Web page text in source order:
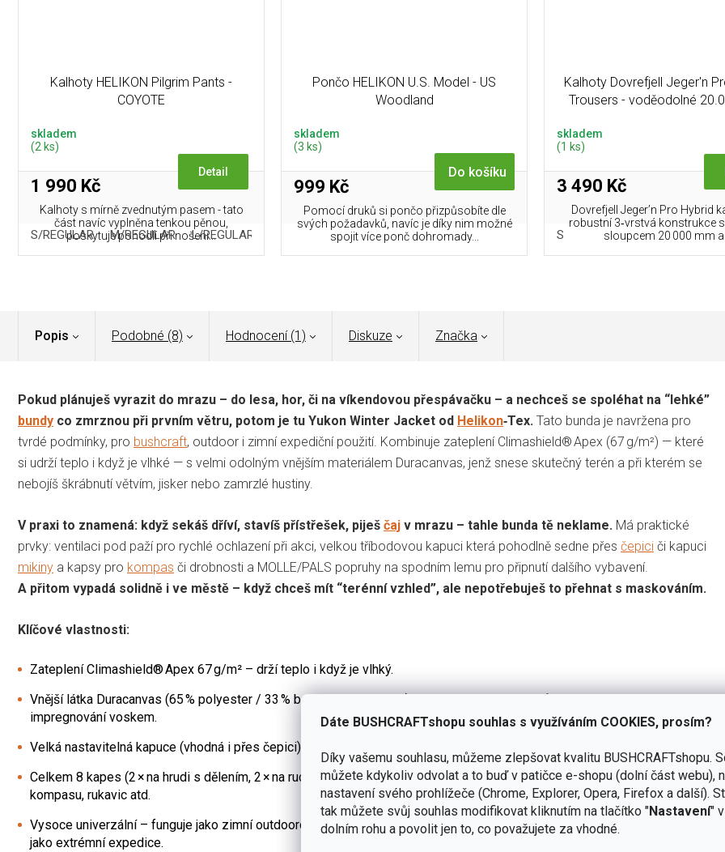
Dáte BUSHCRAFTshopu souhlas s využíváním COOKIES, prosím?
Díky vašemu souhlasu, můžeme zlepšovat kvalitu BUSHCRAFTshopu.
můžete kdykoliv odvolat a to buď v patičce e-shopu (dolní část webu),
nastavení svého prohlížeče (Chrome, Explorer, Opera, Firefox a další).
tak můžete svůj souhlas modifikovat kliknutím na tlačítko "Nastavení"
dolním rohu a povolit jen to, co považujete za vhodné.
Kalhoty HELIKON Pilgrim Pants -
COYOTE
skladem
(2 ks)
1 990 Kč
Detail
Kalhoty s mírně zvednutým pasem - tato
část navíc vyplněna tenkou pěnou,
poskytuje pohodlí při nošení...
S/REGULAR M/REGULAR L/REGULAR XL/REGULAR XXL/REGULAR XXXL/REGULAR S/LONG M/LONG L/LONG
Pončo HELIKON U.S. Model - US
Woodland
skladem
(3 ks)
999 Kč
Do košíku
Pomocí druků si pončo přizpůsobíte dle
svých požadavků, navíc je díky nim možné
spojit více ponč dohromady...
Kalhoty Dovrefjell Jeger'n
Trousers - voděodolné
skladem
(1 ks)
3 490 Kč
Dovrefjell Jeger’n Pro Hybrid
robustní 3‑vrstvá konstrukce
sloupcem 20 000 mm a...
S
Popis Podobné (8) Hodnocení (1) Diskuze Značka
Pokud plánuješ vyrazit do mrazu – do lesa, hor, či na víkendovou přespávačku – a nechceš se spoléhat na “lehké”
bundy co zmrznou při prvním větru, potom je tu Yukon Winter Jacket od Helikon‑Tex. Tato bunda je navržena pro
tvrdé podmínky, pro bushcraft, outdoor i zimní expediční použití. Kombinuje zateplení Climashield® Apex (67 g/m²) — které
si udrží teplo i když je vlhké — s velmi odolným vnějším materiálem Duracanvas, jenž snese skutečný terén a při kterém se
nebojíš škrábnutí větvím, jisker nebo zamrzlé hustiny.
V praxi to znamená: když sekáš dříví, stavíš přístřešek, piješ čaj v mrazu – tahle bunda tě neklame. Má praktické
prvky: ventilaci pod paží pro rychlé ochlazení při akci, velkou tříbodovou kapuci která pohodlně sedne přes čepici či kapuci
mikiny a kapsy pro kompas či drobnosti a MOLLE/PALS popruhy na spodním lemu pro připnutí dalšího vybavení.
A přitom vypadá solidně i ve městě – když chceš mít “terénní vzhled”, ale nepotřebuješ to přehnat s maskováním.
Klíčové vlastnosti:
Zateplení Climashield® Apex 67 g/m² – drží teplo i když je vlhký.
Vnější látka Duracanvas (65 % polyester / 33 % bavlna / 2 % elastan) – maximální odolnost vůči lesnímu terénu, možnosti
impregnování voskem.
Velká nastavitel­ná kapuce (vhodná i přes čepici) + ventilace pod paží – komfort a regulace teploty.
Celkem 8 kapes (2 × na hrudi s dělením, 2 × na ruce, 1 × na paži s organizérem, 3 × vnitřní) – ideální pro organizaci nářadí,
kompasu, rukavic atd.
Vysoce univerzální – funguje jako zimní outdoorová bunda v terénu, ale i jako městská “terénní” bunda, která nevypadá
jako extrémní expedice.